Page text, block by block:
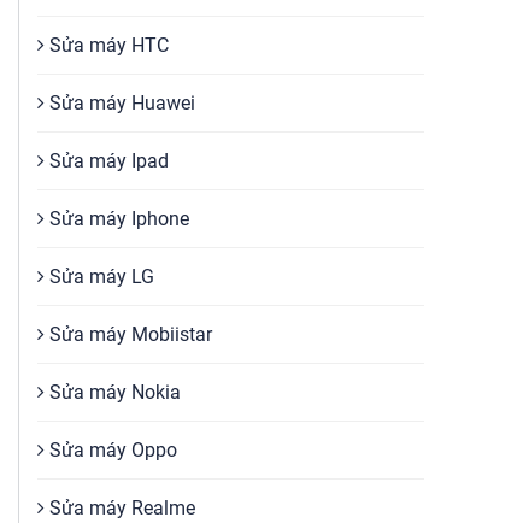
Sửa máy HTC
Sửa máy Huawei
Sửa máy Ipad
Sửa máy Iphone
Sửa máy LG
Sửa máy Mobiistar
Sửa máy Nokia
Sửa máy Oppo
Sửa máy Realme